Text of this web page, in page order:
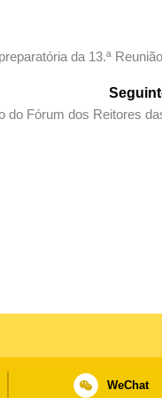
da 13.ª
do Fórum dos Reitores
WeChat